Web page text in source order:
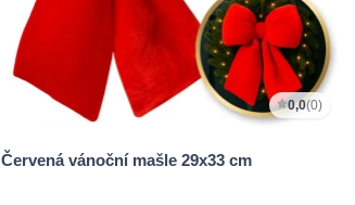
0,0(0)
Červená vánoční mašle 29x33 cm